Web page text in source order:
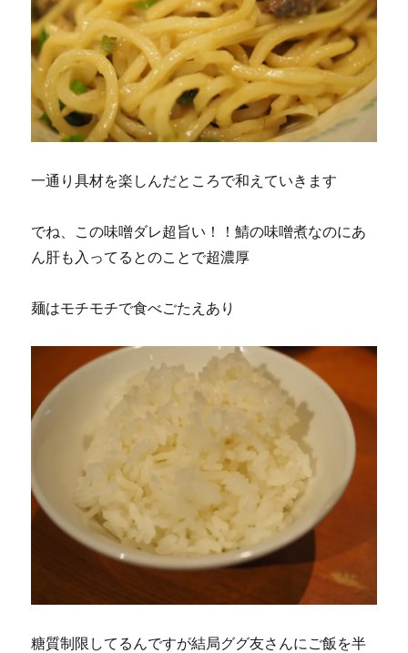
一通り具材を楽しんだところで和えていきます
でね、この味噌ダレ超旨い！！鯖の味噌煮なのにあ
ん肝も入ってるとのことで超濃厚
麺はモチモチで食べごたえあり
糖質制限してるんですが結局ググ友さんにご飯を半